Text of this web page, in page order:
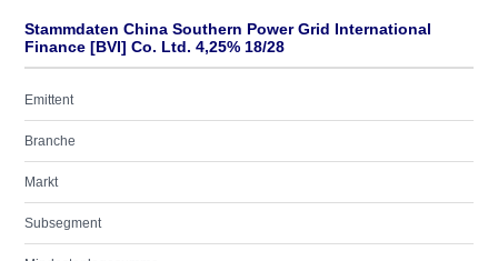
Stammdaten China Southern Power Grid International
Finance [BVI] Co. Ltd. 4,25% 18/28
Emittent
Branche
Markt
Subsegment